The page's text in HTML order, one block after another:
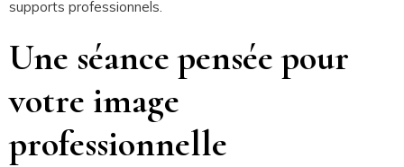
supports professionnels.
Une séance pensée pour
votre image
professionnelle